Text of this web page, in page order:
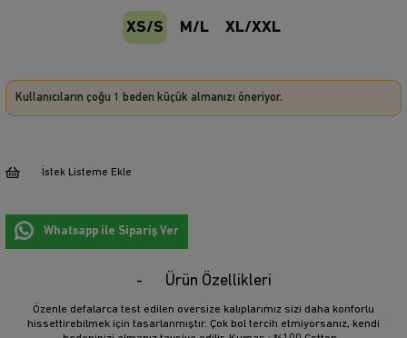
XS/S M/L XL/XXL
Kullanıcıların çoğu 1 beden küçük almanızı öneriyor.
İstek Listeme Ekle
Whatsapp ile Sipariş Ver
Ürün Özellikleri
Özenle defalarca test edilen oversize kalıplarımız sizi daha konforlu
hissettirebilmek için tasarlanmıştır. Çok bol tercih etmiyorsanız, kendi